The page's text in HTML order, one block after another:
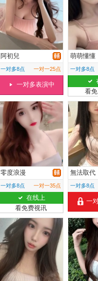
阿初兒
一对多8点 一对一25点
一对多表演中
萌萌懂懂
一对多8点
看
零度浪漫
一对多8点 一对一35点
在线上
看免费视讯
無法取代
一对多8点
一